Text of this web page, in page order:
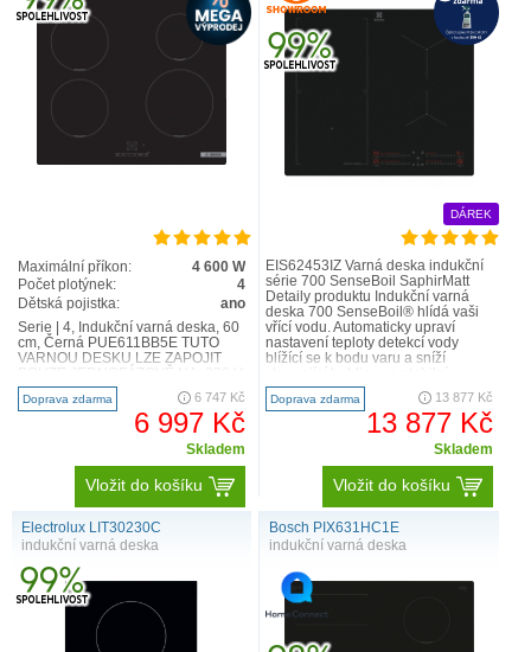
Maximální příkon:
4 600 W
Počet plotýnek:
4
Dětská pojistka:
ano
Serie | 4, Indukční varná deska, 60
cm, Černá PUE611BB5E TUTO
VARNOU DESKU LZE ZAPOJIT
! Technická specifikace 6..
Doprava zdarma 6 747 Kč
6 997 Kč
Skladem
Vložit do košíku
DÁREK
EIS62453IZ Varná deska indukční
série 700 SenseBoil SaphirMatt
Detaily produktu Indukční varná
deska 700 SenseBoil® hlídá vaši
vřící vodu. Automaticky upraví
nastavení teploty detekcí vody
blížící se k bodu varu a sníží
perlení. Můžete se tak..
Doprava zdarma 13 877 Kč
13 877 Kč
Skladem
Vložit do košíku
Electrolux LIT30230C
indukční varná deska
Bosch PIX631HC1E
indukční varná deska